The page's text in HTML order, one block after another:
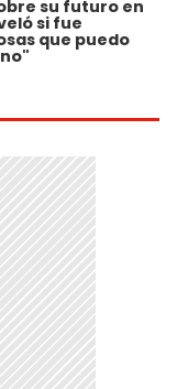
su futuro en
si fue
que puedo